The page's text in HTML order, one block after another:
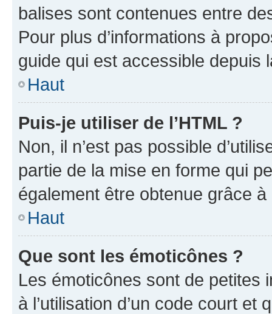
balises sont contenues entre
Pour plus d’informations à
guide qui est accessible depuis
Haut
Puis-je utiliser de l’HTML ?
Non, il n’est pas possible
partie de la mise en forme qui
également être obtenue grâce à
Haut
Que sont les émoticônes ?
Les émoticônes sont de petites
à l’utilisation d’un code court et